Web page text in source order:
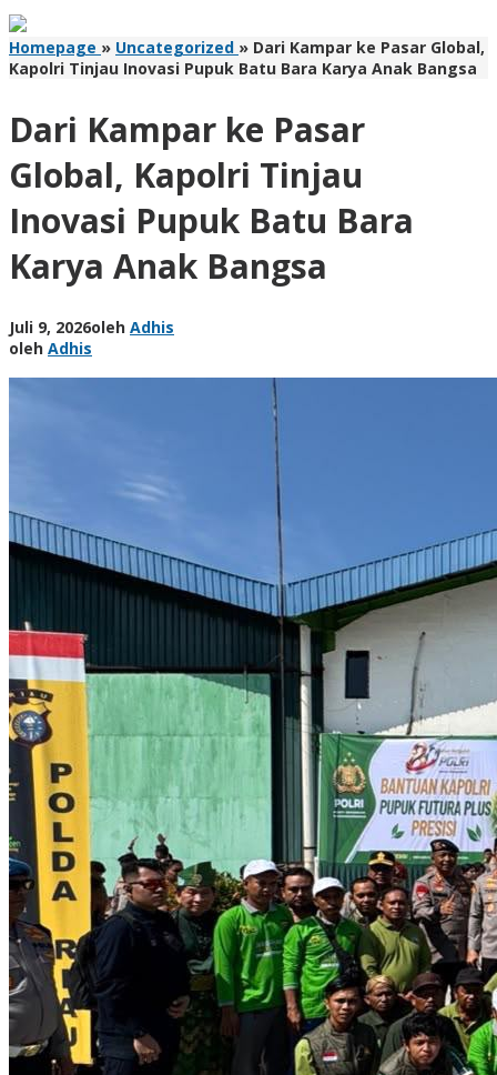
Homepage » Uncategorized » Dari Kampar ke Pasar Global,
Kapolri Tinjau Inovasi Pupuk Batu Bara Karya Anak Bangsa
Dari Kampar ke Pasar
Global, Kapolri Tinjau
Inovasi Pupuk Batu Bara
Karya Anak Bangsa
Juli 9, 2026oleh Adhis
oleh Adhis